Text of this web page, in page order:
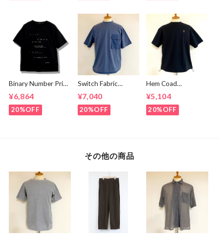
Binary Number Print
T-shirts Black
¥6,864
20%OFF
Switch Fabric
Pocket T-shirts
Ash Navy
¥7,040
20%OFF
Hem Coad
Embroidery T-
shirts Black /
Brown
¥5,104
20%OFF
その他の商品